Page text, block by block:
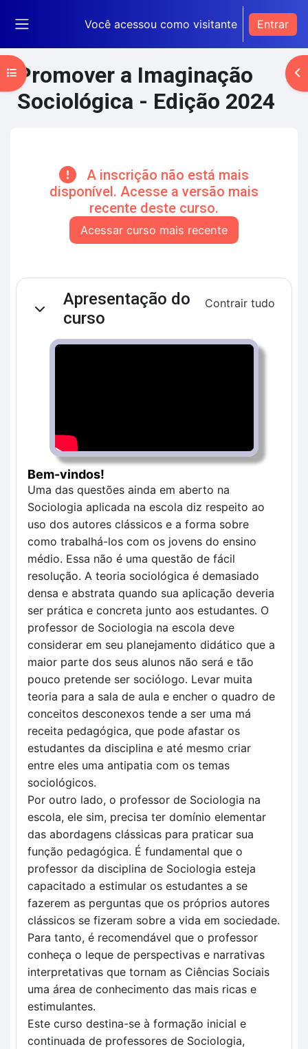
Você acessou como visitante Entrar
Promover a Imaginação
Sociológica - Edição 2024
A inscrição não está mais
disponível. Acesse a versão mais
recente deste curso.
Acessar curso mais recente
Abrir índice do curso
Contorno da seção
Contrair
Apresentação do
curso
Contrair tudo
Bem-vindos!
Uma das questões ainda em aberto na
Sociologia aplicada na escola diz respeito ao
uso dos autores clássicos e a forma sobre
como trabalhá-los com os jovens do ensino
médio. Essa não é uma questão de fácil
resolução. A teoria sociológica é demasiado
densa e abstrata quando sua aplicação deveria
ser prática e concreta junto aos estudantes. O
professor de Sociologia na escola deve
considerar em seu planejamento didático que a
maior parte dos seus alunos não será e tão
pouco pretende ser sociólogo. Levar muita
teoria para a sala de aula e encher o quadro de
conceitos desconexos tende a ser uma má
receita pedagógica, que pode afastar os
estudantes da disciplina e até mesmo criar
entre eles uma antipatia com os temas
sociológicos.
Por outro lado, o professor de Sociologia na
escola, ele sim, precisa ter domínio elementar
das abordagens clássicas para praticar sua
função pedagógica. É fundamental que o
professor da disciplina de Sociologia esteja
capacitado a estimular os estudantes a se
fazerem as perguntas que os próprios autores
clássicos se fizeram sobre a vida em sociedade.
Para tanto, é recomendável que o professor
conheça o leque de perspectivas e narrativas
interpretativas que tornam as Ciências Sociais
uma área de conhecimento das mais ricas e
estimulantes.
Este curso destina-se à formação inicial e
continuada de professores de Sociologia,